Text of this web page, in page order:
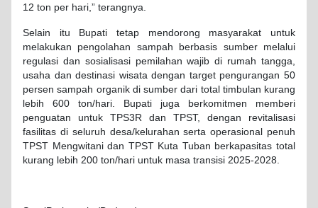
12 ton per hari,” terangnya.
Selain itu Bupati tetap mendorong masyarakat untuk
melakukan pengolahan sampah berbasis sumber melalui
regulasi dan sosialisasi pemilahan wajib di rumah tangga,
usaha dan destinasi wisata dengan target pengurangan 50
persen sampah organik di sumber dari total timbulan kurang
lebih 600 ton/hari. Bupati juga berkomitmen memberi
penguatan untuk TPS3R dan TPST, dengan revitalisasi
fasilitas di seluruh desa/kelurahan serta operasional penuh
TPST Mengwitani dan TPST Kuta Tuban berkapasitas total
kurang lebih 200 ton/hari untuk masa transisi 2025-2028.